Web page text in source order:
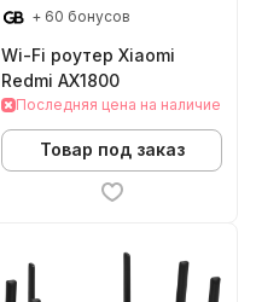
+ 60 бонусов
Wi-Fi роутер Xiaomi
Redmi AX1800
Последняя цена на наличие
Товар под заказ